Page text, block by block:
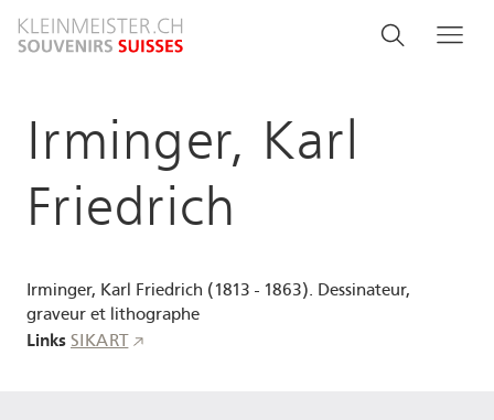
au
Search
Rechercher
Irminger, Karl
Friedrich
Irminger, Karl Friedrich (1813 - 1863). Dessinateur,
graveur et lithographe
Links SIKART